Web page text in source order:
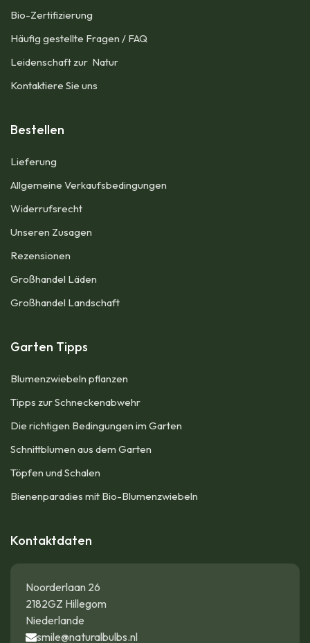
Bio-Zertifizierung
Häufig gestellte Fragen / FAQ
Leidenschaft zur Natur
Kontaktiere Sie uns
Bestellen
Lieferung
Allgemeine Verkaufsbedingungen​
Widerrufsrecht
Unseren Zusagen
Rezensionen​
Großhandel Läden
Großhandel Landschaft
Garten Tipps
Blumenzwiebeln pflanzen
Tipps zur Schneckenabwehr
Die richtigen Bedingungen im Garten
Schnittblumen aus dem Garten
Töpfen und Schalen
Bienenparadies mit Bio-Blumenzwiebeln
Kontaktdaten
Noorderlaan 26
2182GZ Hillegom
Niederlande
smile@naturalbulbs.nl